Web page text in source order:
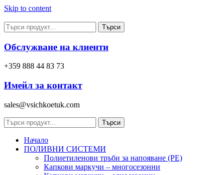
Skip to content
Търси
Обслужване на клиенти
+359 888 44 83 73
Имейл за контакт
sales@vsichkoetuk.com
Търси
Начало
ПОЛИВНИ СИСТЕМИ
Полиетиленови тръби за напояване (PE)
Капкови маркучи – многосезонни